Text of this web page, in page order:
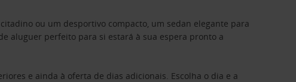
ou um desportivo compacto, um sedan elegante para
aluguer perfeito para si estará à sua espera pronto a
e ainda à oferta de dias adicionais. Escolha o dia e a